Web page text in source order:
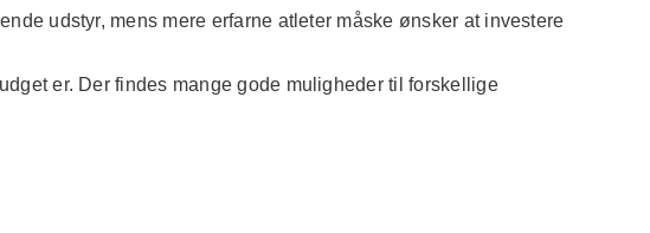
udstyr, mens mere erfarne atleter måske ønsker at investere
er. Der findes mange gode muligheder til forskellige